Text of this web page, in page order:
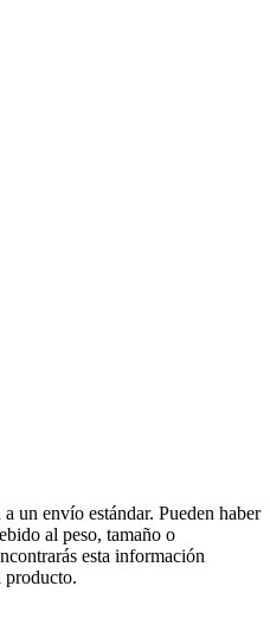
un envío estándar. Pueden haber
al peso, tamaño o
esta información
producto.